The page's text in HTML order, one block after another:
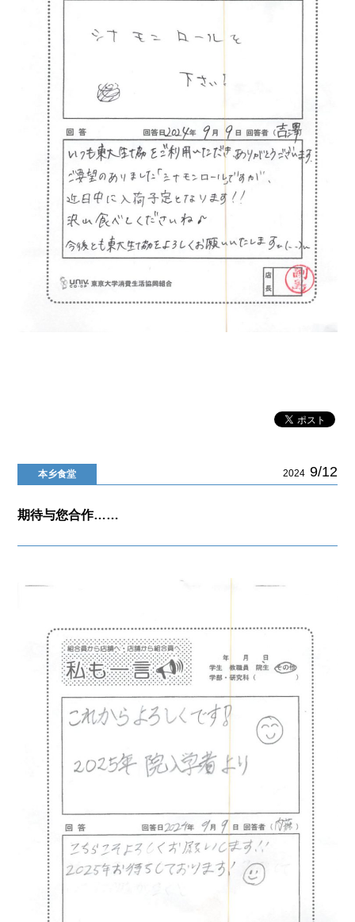
本乡食堂 2024 9/12
期待与您合作……